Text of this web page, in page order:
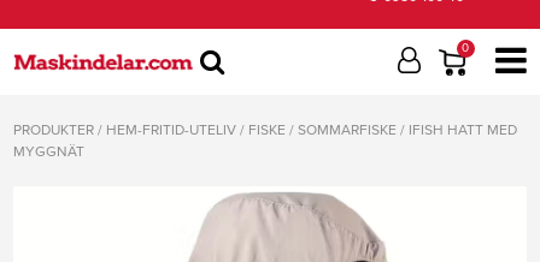
0
PRODUKTER / HEM-FRITID-UTELIV / FISKE /SOMMARFISKE / IFISH HATT MED
MYGGNÄT